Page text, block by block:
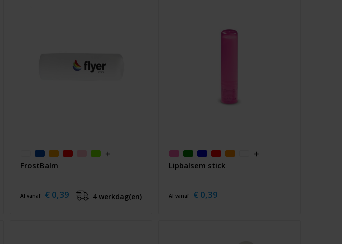
FrostBalm
Al vanaf € 0,39 4 werkdag(en)
Lipbalsem stick
Al vanaf € 0,39